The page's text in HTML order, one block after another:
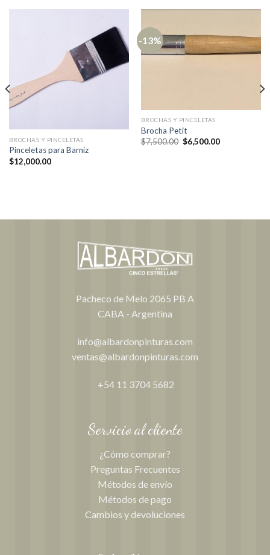
BROCHAS Y PINCELETAS
Pinceletas para Barniz
$12,000.00
-13%
BROCHAS Y PINCELETAS
Brocha Petit
$7,500.00 El
precio
$6,500.00El
Pacheco de Melo 2065 PB A
CABA - Argentina
info@albardonpinturas.com
ventas@albardonpinturas.com
+54 11 3704 5682
Servicio al cliente
¿Cómo comprar?
Preguntas Frecuentes
Métodos de envío
Métodos de pago
Cambios y devoluciones